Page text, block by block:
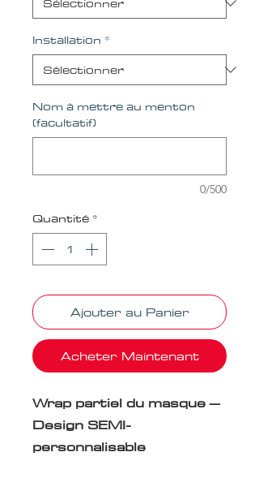
Installation *
Nom à mettre au menton
(facultatif)
0/500
Quantité *
Ajouter au Panier
Acheter Maintenant
Wrap partiel du masque –
Design SEMI-
personnalisable